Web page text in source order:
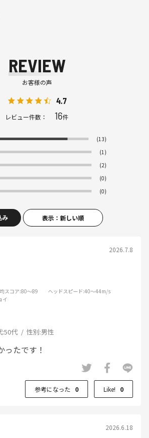
REVIEW
お客様の声
4.7
レビュー件数： 16件
(13)
(1)
(2)
(0)
(0)
み 表示：新しい順
2026.7.8
スコア:80～89 ヘッドスピード:40～44m/s
イ
:50代 性別:男性
ったです！
参考になった 0 Like! 0
2026.6.18